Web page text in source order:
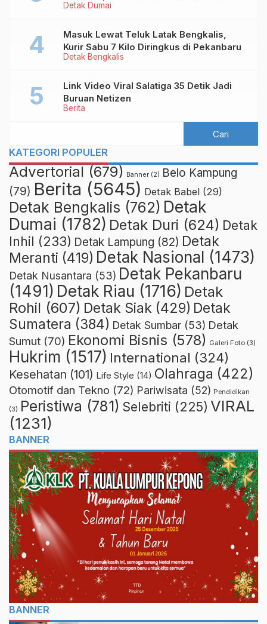
Detak Dumai
Puluhan Pasangan Mesum
Detak Bengkalis
Masuk Lewat Teluk Latak Bengkalis,
Kurir Sabu 7 Kilo Diringkus di Pekanbaru
Berita
Link Video Viral Salatiga 35 Detik Jadi
Buruan Netizen
KATEGORI POPULER
Advertorial (679) Banner (2) Belo Kampung
(79) Berita (5645) Detak Babel (29)
Detak Bengkalis (762) Detak
Dumai (1782) Detak Duri (624) Detak
Inhil (233) Detak Lampung (82) Detak
Meranti (419) Detak Nasional (1473)
Detak Nusantara (53) Detak Pekanbaru
(1491) Detak Riau (1716) Detak
Rohil (607) Detak Siak (429) Detak
Sumatera (384) Detak Sumbar (53) Detak
Sumut (70) Ekonomi Bisnis (578) Galeri Foto (3)
Hukrim (1517) International (324)
Kesehatan (101) Life Style (14) Olahraga (422)
Otomotif dan Tekno (72) Pariwisata (52) Pendidikan
(3) Peristiwa (781) Selebriti (225) VIRAL
(1231)
BANNER
BANNER